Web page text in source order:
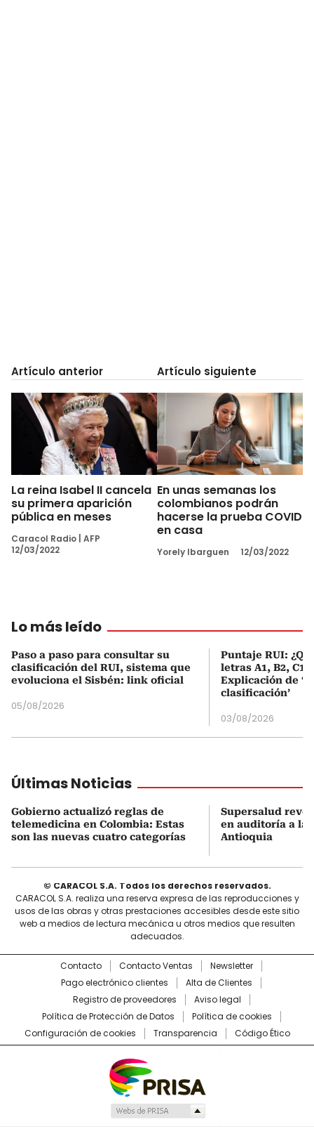
Artículo anterior
La reina Isabel II cancela
su primera aparición
pública en meses
Caracol Radio AFP
12/03/2022
Artículo siguiente
En unas semanas los
colombianos podrán
hacerse la prueba COVID
en casa
Yorely Ibarguen 12/03/2022
Lo más leído
Paso a paso para consultar su
clasificación del RUI, sistema que
evoluciona el Sisbén: link oficial
05/08/2026
Puntaje RUI:
letras A1, B2, C1
Explicación de
clasificación’
03/08/2026
Últimas Noticias
Gobierno actualizó reglas de
telemedicina en Colombia: Estas
son las nuevas cuatro categorías
Supersalud
en auditoría a la
Antioquia
© CARACOL S.A. Todos los derechos reservados.
CARACOL S.A. realiza una reserva expresa de las reproducciones y
usos de las obras y otras prestaciones accesibles desde este sitio
web a medios de lectura mecánica u otros medios que resulten
adecuados.
Contacto Contacto Ventas
Newsletter
Pago electrónico clientes
Alta de Clientes
Registro de proveedores
Aviso legal
Política de Protección de Datos
Política de cookies
Configuración de cookies
Transparencia Código Ético